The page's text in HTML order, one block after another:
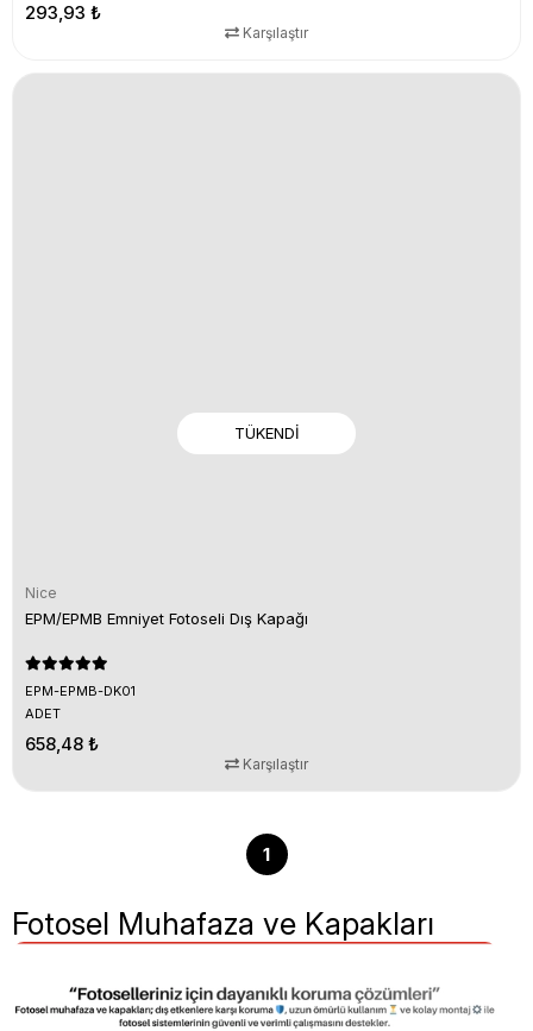
293,93 ₺
Karşılaştır
TÜKENDI
Nice
EPM/EPMB Emniyet Fotoseli Dış Kapağı
EPM-EPMB-DK01
ADET
658,48 ₺
Karşılaştır
1
Fotosel Muhafaza ve Kapakları